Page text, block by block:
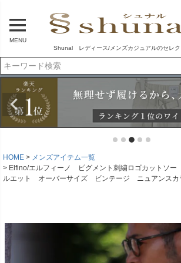
MENU
Shunal レディース/メンズカジュアルのセレク
HOME
メンズアイテム一覧
Elfino/エルフィーノ ピグメント刺繍ロゴカットソ
ルエット オーバーサイズ ビンテージ ニュアンス